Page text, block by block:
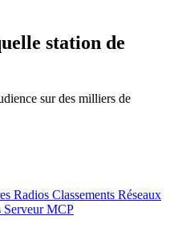
station de
sur des milliers de
Radios Classements Réseaux
Serveur MCP